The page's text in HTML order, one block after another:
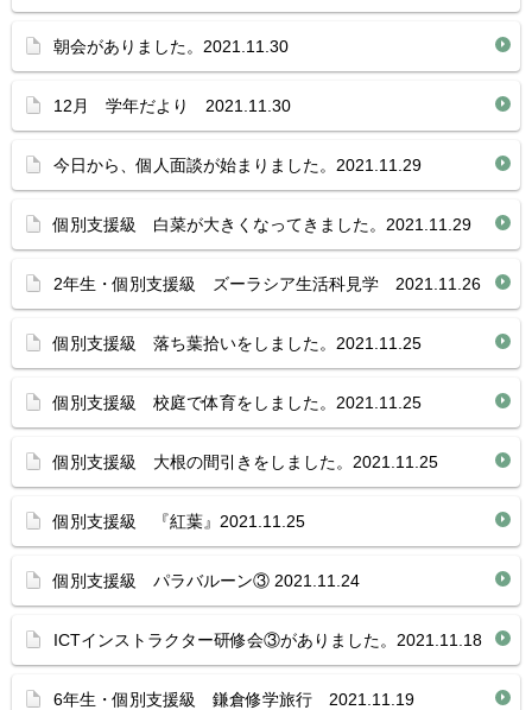
朝会がありました。2021.11.30
12月 学年だより 2021.11.30
今日から、個人面談が始まりました。2021.11.29
個別支援級 白菜が大きくなってきました。2021.11.29
2年生・個別支援級 ズーラシア生活科見学 2021.11.26
個別支援級 落ち葉拾いをしました。2021.11.25
個別支援級 校庭で体育をしました。2021.11.25
個別支援級 大根の間引きをしました。2021.11.25
個別支援級 『紅葉』2021.11.25
個別支援級 パラバルーン③ 2021.11.24
ICTインストラクター研修会③がありました。2021.11.18
6年生・個別支援級 鎌倉修学旅行 2021.11.19